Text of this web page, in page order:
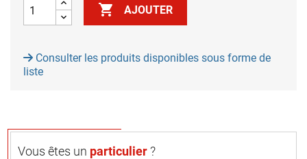
 AJOUTER
Consulter les produits disponibles sous forme de
liste
Vous êtes un particulier?